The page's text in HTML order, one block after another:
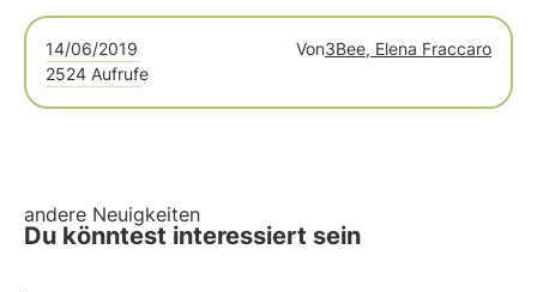
14/06/2019 Von3Bee, Elena Fraccaro
2524 Aufrufe
andere Neuigkeiten
Du könntest interessiert sein